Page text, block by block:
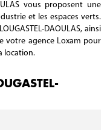
vous proposent une
et les espaces verts.
DAOULAS, ainsi
votre agence Loxam pour
location.